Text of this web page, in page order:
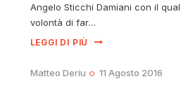
Angelo Sticchi Damiani con il
volontà di far…
LEGGI DI PIÙ
Matteo Deriu 11 Agosto 2016